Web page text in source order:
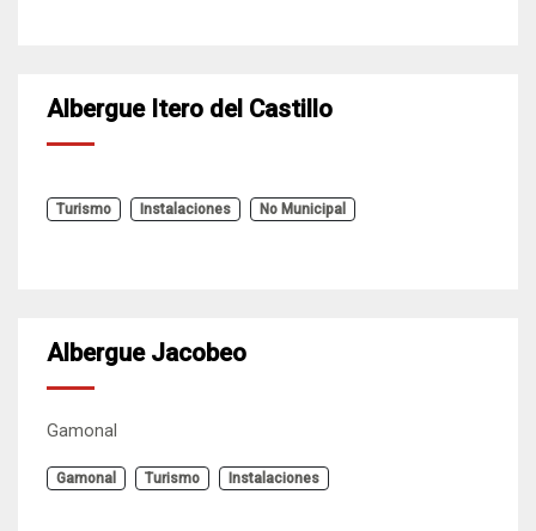
Albergue Itero del Castillo
Turismo Instalaciones No Municipal
Albergue Jacobeo
Gamonal
Gamonal Turismo Instalaciones